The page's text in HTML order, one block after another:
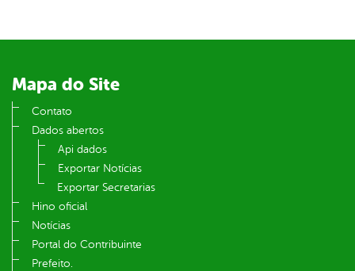
Mapa do Site
Contato
Dados abertos
Api dados
Exportar Notícias
Exportar Secretarias
Hino oficial
Notícias
Portal do Contribuinte
Prefeito.